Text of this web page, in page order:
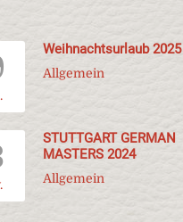
Weihnachtsurlaub 2025
Allgemein
STUTTGART GERMAN
MASTERS 2024
Allgemein